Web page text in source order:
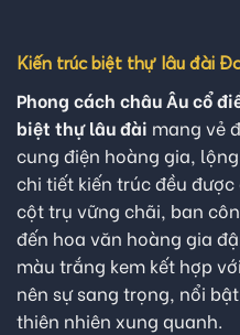
Kiến trúc biệt thự lâu đài
Phong cách châu Âu cổ
biệt thự lâu đài mang vẻ
cung điện hoàng gia,
chi tiết kiến trúc đều
cột trụ vững chãi, ban
đến hoa văn hoàng gia
màu trắng kem kết hợp
nên sự sang trọng, nổi
thiên nhiên xung quanh.